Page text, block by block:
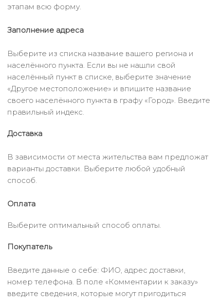
этапам всю форму.
Заполнение адреса
Выберите из списка название вашего региона и
населённого пункта. Если вы не нашли свой
населённый пункт в списке, выберите значение
«Другое местоположение» и впишите название
своего населённого пункта в графу «Город». Введите
правильный индекс.
Доставка
В зависимости от места жительства вам предложат
варианты доставки. Выберите любой удобный
способ.
Оплата
Выберите оптимальный способ оплаты.
Покупатель
Введите данные о себе: ФИО, адрес доставки,
номер телефона. В поле «Комментарии к заказу»
введите сведения, которые могут пригодиться